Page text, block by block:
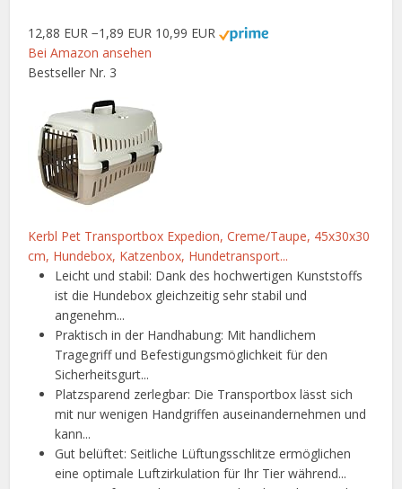
12,88 EUR −1,89 EUR 10,99 EUR
Bei Amazon ansehen
Bestseller Nr. 3
Kerbl Pet Transportbox Expedion, Creme/Taupe, 45x30x30
cm, Hundebox, Katzenbox, Hundetransport...
Leicht und stabil: Dank des hochwertigen Kunststoffs
ist die Hundebox gleichzeitig sehr stabil und
angenehm...
Praktisch in der Handhabung: Mit handlichem
Tragegriff und Befestigungsmöglichkeit für den
Sicherheitsgurt...
Platzsparend zerlegbar: Die Transportbox lässt sich
mit nur wenigen Handgriffen auseinandernehmen und
kann...
Gut belüftet: Seitliche Lüftungsschlitze ermöglichen
eine optimale Luftzirkulation für Ihr Tier während...